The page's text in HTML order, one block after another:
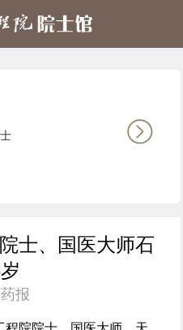
士、国医大师石
报